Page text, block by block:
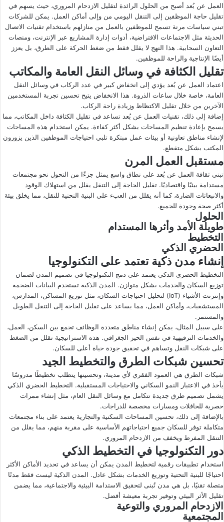
العمل عن بُعد أصبح من الحلول الرائدة لتقليل الازدحام المروري، حيث يسهم في
تقليل حاجة الموظفين إلى التنقل اليومي من وإلى أماكن العمل. يمكن للشركات
تبني سياسات مرنة تسمح للموظفين بالعمل من منازلهم باستخدام تقنيات الاتصال
الحديثة مثل الاجتماعات الافتراضية، أدوات إدارة المشاريع عبر الإنترنت، ومنصات
التعاون السحابية. هذا النهج لا يقلل فقط من ضغط الحركة على الطرق، بل يعزز
أيضًا الإنتاجية والراحة للموظفين.
تقليل الكثافة في وسائل النقل العامة والمكاتب
اعتماد العمل عن بُعد يؤدي إلى انخفاض كبير في عدد الركاب في وسائل النقل
العامة، خاصة خلال ساعات الذروة. هذا الانخفاض يتيح تحسين تجربة المستخدمين
الآخرين من خلال تقليل الاكتظاظ وزيادة راحة الركاب.
إضافة إلى ذلك، تقنيات العمل عن بُعد تساعد في تقليل الكثافة داخل المكاتب، مما
يسمح بإعادة تنظيم المساحات بشكل أكثر كفاءة. يمكن استخدام هذه المساحات
لإنشاء مناطق تعاونية أو بيئات عمل مبتكرة تلبي احتياجات الموظفين الذين يزورون
المكتب بشكل متقطع.
مستقبل العمل المرن
تبني ثقافة العمل عن بُعد على نطاق واسع يمثل جزءًا من التحول نحو مجتمعات
مستدامة بيئيًا واقتصاديًا. تقليل الحاجة إلى التنقل يقلل من استهلاك الوقود
والانبعاثات الضارة، كما أنه يقلل من العبء على البنية التحتية للنقل، مما يخلق بيئة
أكثر صحة وجودة للجميع.
الحلول
طويلة الأمد وأثرها المستدام
التخطيط
الحضري الذكي
إنشاء مدن ذكية تعتمد على التكنولوجيا
التخطيط الحضري الذكي يعتمد على دمج التكنولوجيا في تصميم المدن لضمان
توزيع السكان والخدمات بشكل متوازن. المدن الذكية تستخدم البيانات الضخمة
وإنترنت الأشياء (IoT) لتحليل احتياجات السكان، مثل توزيع المساكن، المدارس،
المستشفيات، وأماكن العمل، مما يساعد على تقليل الحاجة إلى التنقل الطويل
والمستمر.
على سبيل المثال، يمكن إنشاء مناطق متعددة الوظائف تجمع بين السكن، العمل،
والخدمات الترفيهية في نفس الحيز الجغرافي. هذه الاستراتيجية تقلل من الضغط
على شبكات النقل وتساهم في تحقيق جودة حياة أعلى للسكان.
تحسين شبكات الطرق والتخطيط الجيد
شبكات الطرق هي العمود الفقري لأي مدينة، وتحسينها يتطلب تخطيطًا مدروسًا
يأخذ في الاعتبار النمو السكاني والاحتياجات المستقبلية. التخطيط الحضري الذكي
يشمل تصميم طرق جديدة تتكامل مع وسائل النقل العام، مثل إنشاء ممرات
حصرية للحافلات ومسارات مخصصة للدراجات.
بالإضافة إلى ذلك، تحسين المساحات السكنية والتجارية يعتمد على بناء مجتمعات
متكاملة توفر للسكان جميع احتياجاتهم الأساسية على مقربة منهم، مما يقلل من
التنقل المفرط ويخفف من الازدحام المروري.
دور التكنولوجيا في التخطيط الذكي
استخدام تطبيقات رقمية لتخطيط المدن يمكن أن يساعد في تحديد الأماكن الأكثر
احتياجًا للبنية التحتية وتوزيع الخدمات بشكل عادل. المدن الذكية ليست فقط مدنًا
متصلة تقنيًا، بل هي مدن تُبنى لتحقيق الاستدامة البيئية والاجتماعية، مما يضمن
تقليل الأثر البيئي وتوفير تجربة معيشة أفضل.
الازدحام المروري و التوعية
المجتمعية